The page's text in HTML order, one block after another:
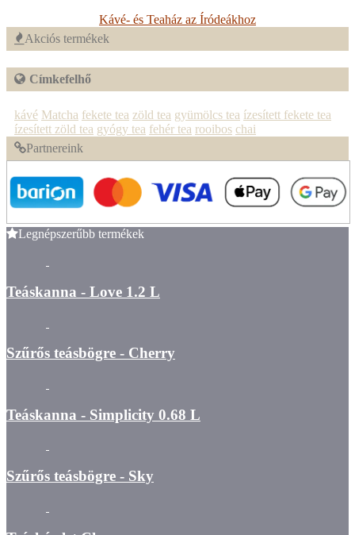
Kávé- és Teaház az Íródeákhoz
Akciós termékek
Címkefelhő
kávé Matcha fekete tea zöld tea gyümölcs tea ízesített fekete tea
ízesített zöld tea gyógy tea fehér tea rooibos chai
Partnereink
Legnépszerűbb termékek
Teáskanna - Love 1.2 L
Szűrős teásbögre - Cherry
Teáskanna - Simplicity 0.68 L
Szűrős teásbögre - Sky